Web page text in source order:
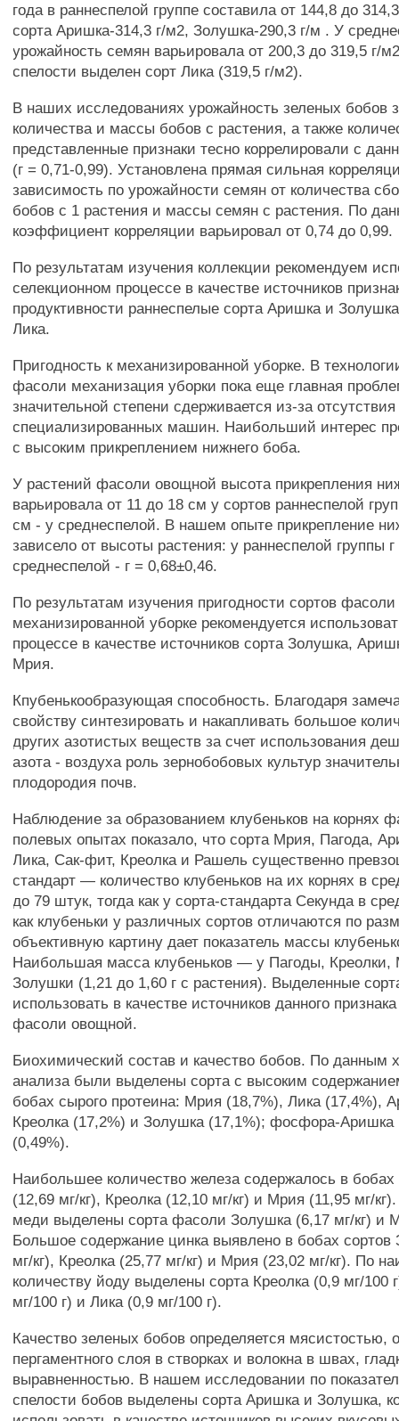
года в раннеспелой группе составила от 144,8 до
сорта Аришка-314,3 г/м2, Золушка-290,3 г/м . У
урожайность семян варьировала от 200,3 до 319,5 г/
спелости выделен сорт Лика (319,5 г/м2).
В наших исследованиях урожайность зеленых бобов
количества и массы бобов с растения, а также
представленные признаки тесно коррелировали с
(г = 0,71-0,99). Установлена прямая сильная
зависимость по урожайности семян от количества
бобов с 1 растения и массы семян с растения. По
коэффициент корреляции варьировал от 0,74 до 0,99.
По результатам изучения коллекции рекомендуем
селекционном процессе в качестве источников
продуктивности раннеспелые сорта Аришка и
Лика.
Пригодность к механизированной уборке. В
фасоли механизация уборки пока еще главная
значительной степени сдерживается из-за отсутствия
специализированных машин. Наибольший интерес
с высоким прикреплением нижнего боба.
У растений фасоли овощной высота прикрепления
варьировала от 11 до 18 см у сортов раннеспелой
см - у среднеспелой. В нашем опыте прикрепление
зависело от высоты растения: у раннеспелой группы
среднеспелой - г = 0,68±0,46.
По результатам изучения пригодности сортов
механизированной уборке рекомендуется
процессе в качестве источников сорта Золушка,
Мрия.
Кпубенькообразующая способность. Благодаря
свойству синтезировать и накапливать большое
других азотистых веществ за счет использования
азота - воздуха роль зернобобовых культур
плодородия почв.
Наблюдение за образованием клубеньков на корнях
полевых опытах показало, что сорта Мрия, Пагода,
Лика, Сак-фит, Креолка и Рашель существенно
стандарт — количество клубеньков на их корнях в
до 79 штук, тогда как у сорта-стандарта Секунда в
как клубеньки у различных сортов отличаются по
объективную картину дает показатель массы
Наибольшая масса клубеньков — у Пагоды,
Золушки (1,21 до 1,60 г с растения). Выделенные
использовать в качестве источников данного
фасоли овощной.
Биохимический состав и качество бобов. По данным
анализа были выделены сорта с высоким
бобах сырого протеина: Мрия (18,7%), Лика (17,4%),
Креолка (17,2%) и Золушка (17,1%); фосфора-
(0,49%).
Наибольшее количество железа содержалось в
(12,69 мг/кг), Креолка (12,10 мг/кг) и Мрия (11,95 мг/
меди выделены сорта фасоли Золушка (6,17 мг/кг) и
Большое содержание цинка выявлено в бобах сортов
мг/кг), Креолка (25,77 мг/кг) и Мрия (23,02 мг/кг). По
количеству йоду выделены сорта Креолка (0,9 мг/100
мг/100 г) и Лика (0,9 мг/100 г).
Качество зеленых бобов определяется мясистостью,
пергаментного слоя в створках и волокна в швах,
выравненностью. В нашем исследовании по
спелости бобов выделены сорта Аришка и Золушка,